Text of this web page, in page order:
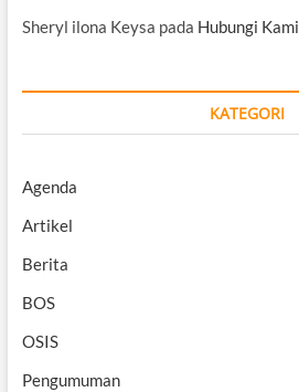
Sheryl ilona Keysa pada Hubungi Kami
KATEGORI
Agenda
Artikel
Berita
BOS
OSIS
Pengumuman